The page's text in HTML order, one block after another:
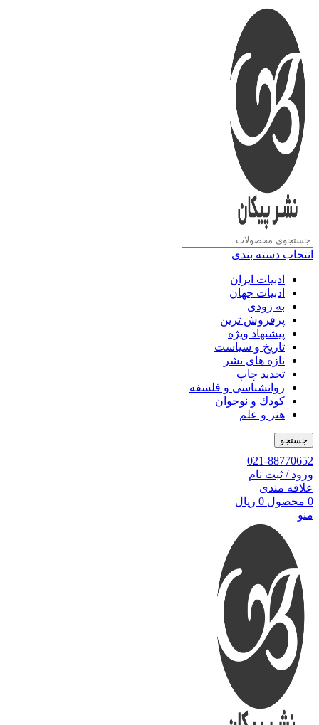
انتخاب دسته بندی
ادبیات ایران
ادبیات جهان
به زودی
پرفروش ترین
پیشنهاد ویژه
تاریخ و سیاست
تازه های نشر
تجدید چاپ
روانشناسی و فلسفه
کودك و نوجوان
هنر و علم
جستجو
021-88770652
ورود / ثبت نام
علاقه مندی
0 محصول 0 ریال
منو